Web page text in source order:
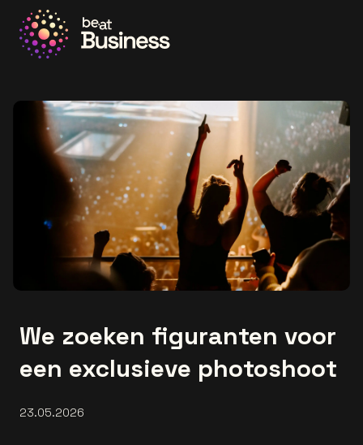
We zoeken figuranten voor
een exclusieve photoshoot
23.05.2026